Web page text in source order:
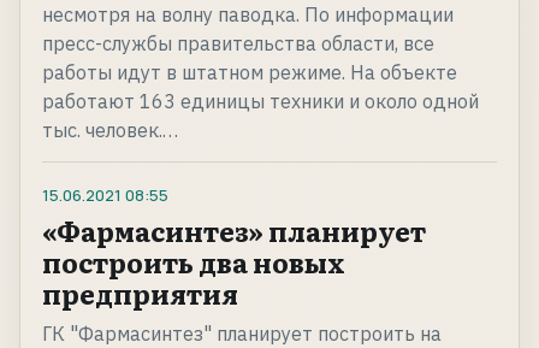
несмотря на волну паводка. По информации
пресс-службы правительства области, все
работы идут в штатном режиме. На объекте
работают 163 единицы техники и около одной
тыс. человек.…
15.06.2021 08:55
«Фармасинтез» планирует
построить два новых
предприятия
ГК "Фармасинтез" планирует построить на